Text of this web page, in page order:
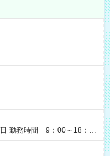
勤務時間 9：00～18：
日～OK、シフト制 ※もちろ